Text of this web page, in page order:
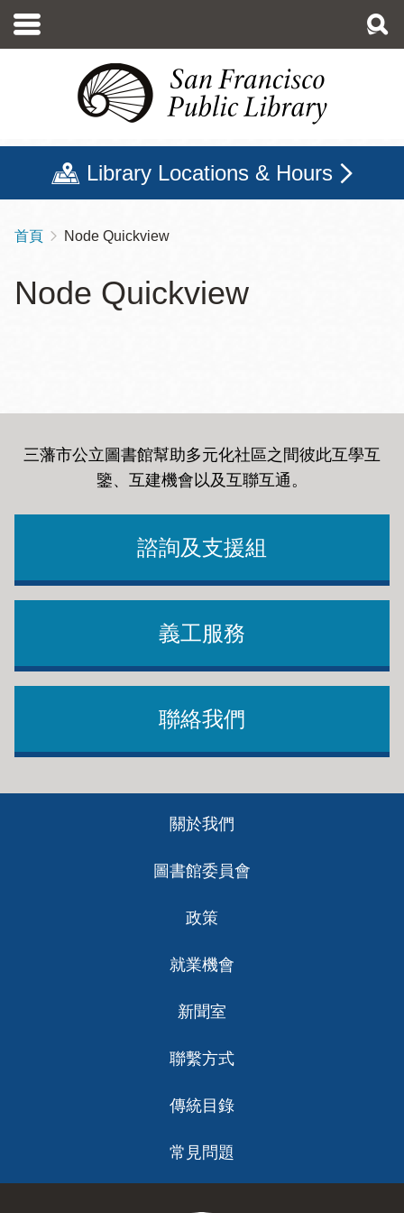
至
Library Locations & Hours
導
連
首頁 Node Quickview
Node Quickview
三藩市公立圖書館幫助多元化社區之間彼此互學互
鑒、互建機會以及互聯互通。
諮詢及支援組
義工服務
聯絡我們
關於我們
圖書館委員會
政策
就業機會
新聞室
聯繫方式
傳統目錄
常見問題